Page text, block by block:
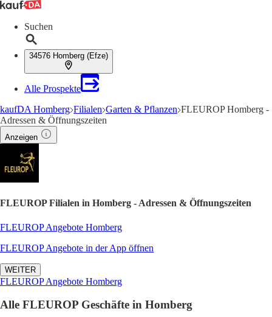
Suchen
34576 Homberg (Efze)
Alle Prospekte
kaufDA Homberg Filialen Garten & Pflanzen FLEUROP Homberg -
Adressen & Öffnungszeiten
Anzeigen
FLEUROP Filialen in Homberg - Adressen & Öffnungszeiten
FLEUROP Angebote Homberg
FLEUROP Angebote in der App öffnen
WEITER
FLEUROP Angebote Homberg
Alle FLEUROP Geschäfte in Homberg